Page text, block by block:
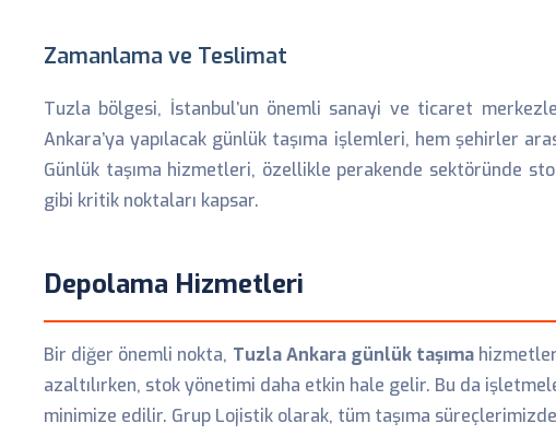
Zamanlama ve Teslimat
Tuzla bölgesi, İstanbul’un önemli sanayi ve ticaret
Ankara’ya yapılacak günlük taşıma işlemleri, hem şehirler
Günlük taşıma hizmetleri, özellikle perakende sektöründe
gibi kritik noktaları kapsar.
Depolama Hizmetleri
Bir diğer önemli nokta, Tuzla Ankara günlük taşıma
azaltılırken, stok yönetimi daha etkin hale gelir. Bu da
minimize edilir. Grup Lojistik olarak, tüm taşıma